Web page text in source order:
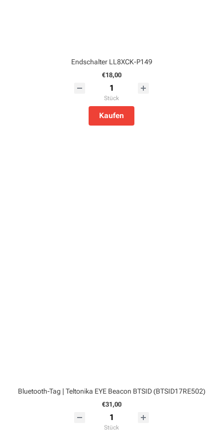
Endschalter LL8XCK-P149
€18,00
Stück
Kaufen
Bluetooth-Tag | Teltonika EYE Beacon BTSID (BTSID17RE502)
€31,00
Stück